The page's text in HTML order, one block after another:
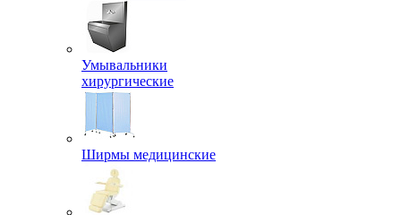
Умывальники
хирургические
Ширмы медицинские